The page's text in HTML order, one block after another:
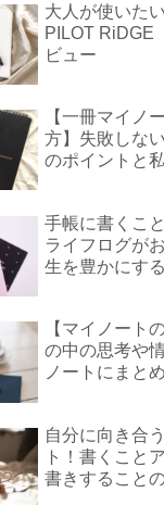
大人が使いた
PILOT RiDGE
ビュー
【一冊マイノ
方】失敗しな
のポイントと
手帳に書くこ
ライフログが
生を豊かにす
【マイノート
の中の思考や
ノートにまと
自分に向き合
ト！書くこと
書きすること